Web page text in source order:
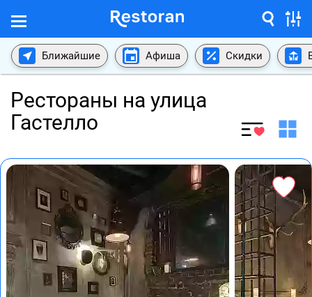
Ближайшие Афиша Скидки
Рестораны на улица
Гастелло